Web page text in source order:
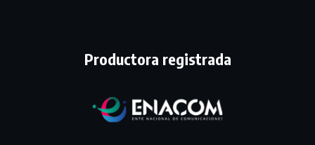
Productora registrada